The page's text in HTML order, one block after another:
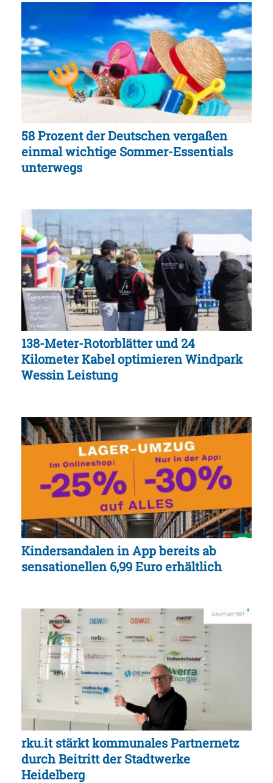
58 Prozent der Deutschen vergaßen
einmal wichtige Sommer-Essentials
unterwegs
138-Meter-Rotorblätter und 24
Kilometer Kabel optimieren Windpark
Wessin Leistung
Kindersandalen in App bereits ab
sensationellen 6,99 Euro erhältlich
rku.it stärkt kommunales Partnernetz
durch Beitritt der Stadtwerke
Heidelberg